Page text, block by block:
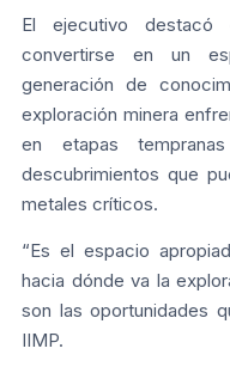
El ejecutivo
convertirse en un
generación de
exploración minera
en etapas
descubrimientos que
metales críticos.
“Es el espacio
hacia dónde va la
son las oportunidades
IIMP.